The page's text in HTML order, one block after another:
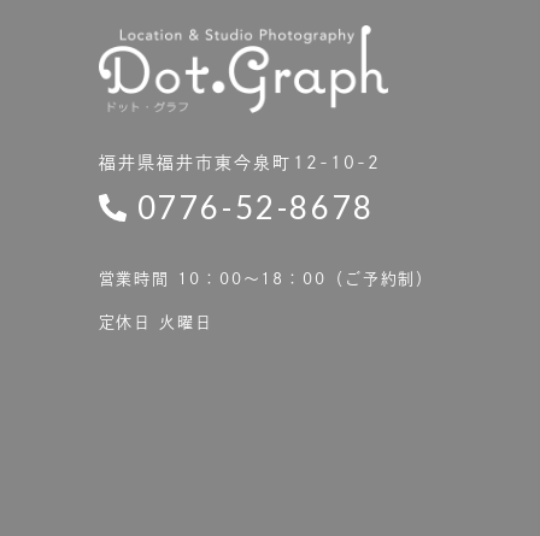
福井県福井市東今泉町12-10-2
0776-52-8678
営業時間 10：00〜18：00（ご予約制）
定休日 火曜日